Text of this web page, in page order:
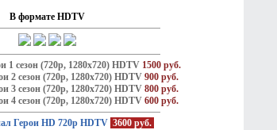
В формате HDTV
1 сезон (720p, 1280х720) HDTV1500 руб.
2 сезон (720p, 1280х720) HDTV900 руб.
3 сезон (720p, 1280х720) HDTV800 руб.
4 сезон (720p, 1280х720) HDTV600 руб.
Герои HD 720p HDTV 3600 руб.